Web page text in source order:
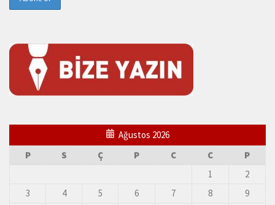
Ağustos 2026
P
S Ç P C C
P
1
2
3
4 5 6 7 8
9